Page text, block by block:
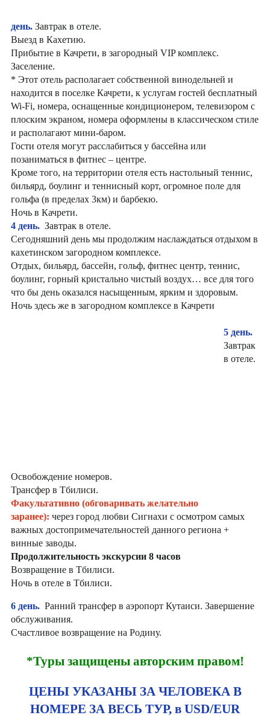
день. Завтрак в отеле.
Выезд в Кахетию.
Прибытие в Качрети, в загородный VIP комплекс.
Заселение.
* Этот отель располагает собственной винодельней и
находится в поселке Качрети, к услугам гостей бесплатный
Wi-Fi, номера, оснащенные кондиционером, телевизором с
плоским экраном, номера оформлены в классическом стиле
и располагают мини-баром.
Гости отеля могут расслабиться у бассейна или
позаниматься в фитнес – центре.
Кроме того, на территории отеля есть настольный теннис,
бильярд, боулинг и теннисный корт, огромное поле для
гольфа (в пределах 3км) и барбекю.
Ночь в Качрети.
4 день. Завтрак в отеле.
Сегодняшний день мы продолжим наслаждаться отдыхом в
кахетинском загородном комплексе.
Отдых, бильярд, бассейн, гольф, фитнес центр, теннис,
боулинг, горный кристально чистый воздух… все для того
что бы день оказался насыщенным, ярким и здоровым.
Ночь здесь же в загородном комплексе в Качрети
5 день.
Завтрак
в отеле.
Освобождение номеров.
Трансфер в Тбилиси.
Факультативно (обговаривать желательно
заранее): через город любви Сигнахи с осмотром самых
важных достопримечательностей данного региона +
винные заводы.
Продолжительность экскурсии 8 часов
Возвращение в Тбилиси.
Ночь в отеле в Тбилиси.
6 день. Ранний трансфер в аэропорт Кутаиси. Завершение
обслуживания.
Счастливое возвращение на Родину.
*Туры защищены авторским правом!
ЦЕНЫ УКАЗАНЫ ЗА ЧЕЛОВЕКА В
НОМЕРЕ ЗА ВЕСЬ ТУР, в USD/EUR